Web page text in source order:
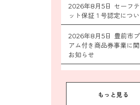
2026年8月5日 セーフ
ット保証１号認定につい
2026年8月5日 豊前市プ
アム付き商品券事業に
お知らせ
ン作戦参加者募集
もっと見る